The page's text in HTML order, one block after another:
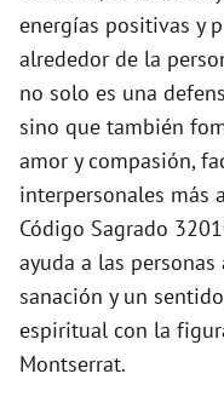
energías positivas y
alrededor de la
no solo es una
sino que también
amor y compasión,
interpersonales más
Código Sagrado
ayuda a las
sanación y un
espiritual con la
Montserrat.